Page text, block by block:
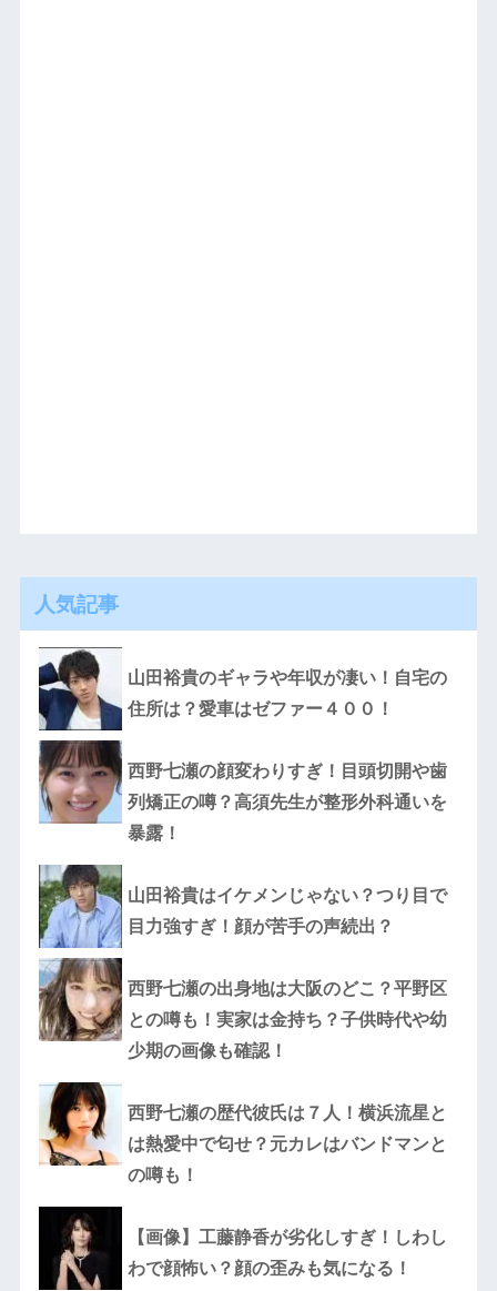
人気記事
山田裕貴のギャラや年収が凄い！自宅の
住所は？愛車はゼファー４００！
西野七瀬の顔変わりすぎ！目頭切開や歯
列矯正の噂？高須先生が整形外科通いを
暴露！
山田裕貴はイケメンじゃない？つり目で
目力強すぎ！顔が苦手の声続出？
西野七瀬の出身地は大阪のどこ？平野区
との噂も！実家は金持ち？子供時代や幼
少期の画像も確認！
西野七瀬の歴代彼氏は７人！横浜流星と
は熱愛中で匂せ？元カレはバンドマンと
の噂も！
【画像】工藤静香が劣化しすぎ！しわし
わで顔怖い？顔の歪みも気になる！